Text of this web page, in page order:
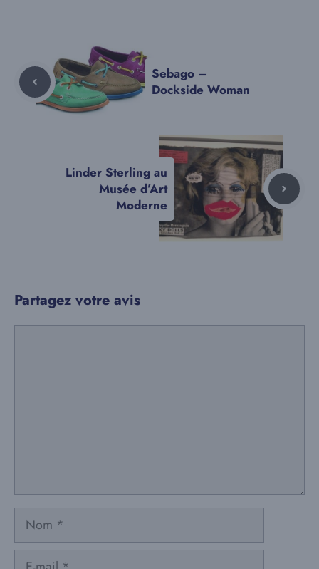
Sebago –
Dockside Woman
Linder Sterling au
Musée d’Art
Moderne
Partagez votre avis
Nom